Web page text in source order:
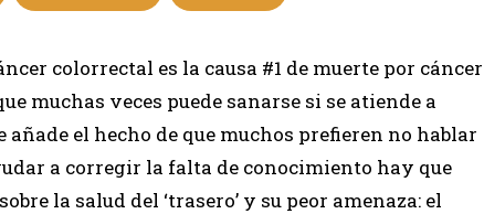
colorrectal es la causa #1 de muerte por cáncer
muchas veces puede sanarse si se atiende a
el hecho de que muchos prefieren no hablar
a corregir la falta de conocimiento hay que
la salud del ‘trasero’ y su peor amenaza: el